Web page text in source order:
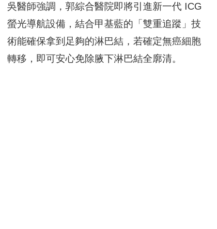
吳醫師強調，郭綜合醫院即將引進新一代 ICG
螢光導航設備，結合甲基藍的「雙重追蹤」技
術能確保拿到足夠的淋巴結，若確定無癌細胞
轉移，即可安心免除腋下淋巴結全廓清。